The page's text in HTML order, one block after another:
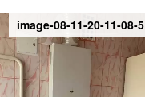
image-08-11-20-11-08-5